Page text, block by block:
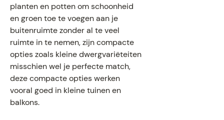
planten en potten om schoonheid
en groen toe te voegen aan je
buitenruimte zonder al te veel
ruimte in te nemen, zijn compacte
opties zoals kleine dwergvariëteiten
misschien wel je perfecte match,
deze compacte opties werken
vooral goed in kleine tuinen en
balkons.